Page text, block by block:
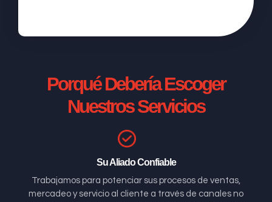
Porqué Debería Escoger
Nuestros Servicios
Su Aliado Confiable
Trabajamos para potenciar sus procesos de ventas,
mercadeo y servicio al cliente a través de canales no